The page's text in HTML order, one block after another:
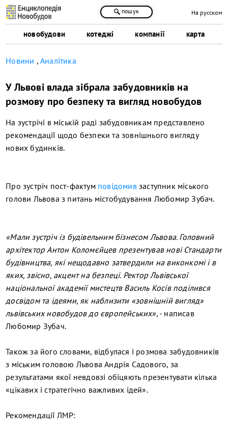
новобудови котеджі компанії карта
пошук На русском
Новини ,Аналітика
У Львові влада зібрала забудовників на
розмову про безпеку та вигляд новобудов
На зустрічі в міській раді забудовникам представлено
рекомендації щодо безпеки та зовнішнього вигляду
нових будинків.
Про зустріч пост-фактум повідомивзаступник міського
голови Львова з питань містобудування Любомир Зубач.
«Мали зустріч із будівельним бізнесом Львова. Головний
архітектор Антон Коломєйцев презентував нові Стандарти
будівництва, які нещодавно затвердили на виконкомі і в
яких, звісно, акцент на безпеці. Ректор Львівської
національної академії мистецтв Василь Косів поділився
досвідом та ідеями, як наблизити «зовнішній вигляд»
львівських новобудов до європейських», - написав
Любомир Зубач.
Також за його словами, відбулася і розмова забудовників
з міським головою Львова Андрія Садового, за
результатами якої невдовзі обіцяють презентувати кілька
«цікавих і стратегічно важливих ідей».
Рекомендації ЛМР: